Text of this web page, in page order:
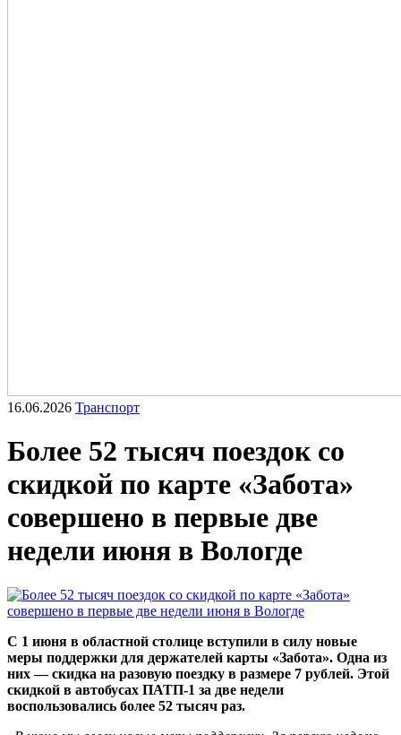
16.06.2026 Транспорт
Более 52 тысяч поездок со
скидкой по карте «Забота»
совершено в первые две
недели июня в Вологде
С 1 июня в областной столице вступили в силу новые
меры поддержки для держателей карты «Забота». Одна из
них — скидка на разовую поездку в размере 7 рублей. Этой
скидкой в автобусах ПАТП-1 за две недели
воспользовались более 52 тысяч раз.